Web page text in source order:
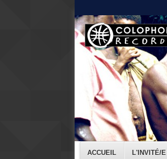
ACCUEIL L'INVITÉ/E